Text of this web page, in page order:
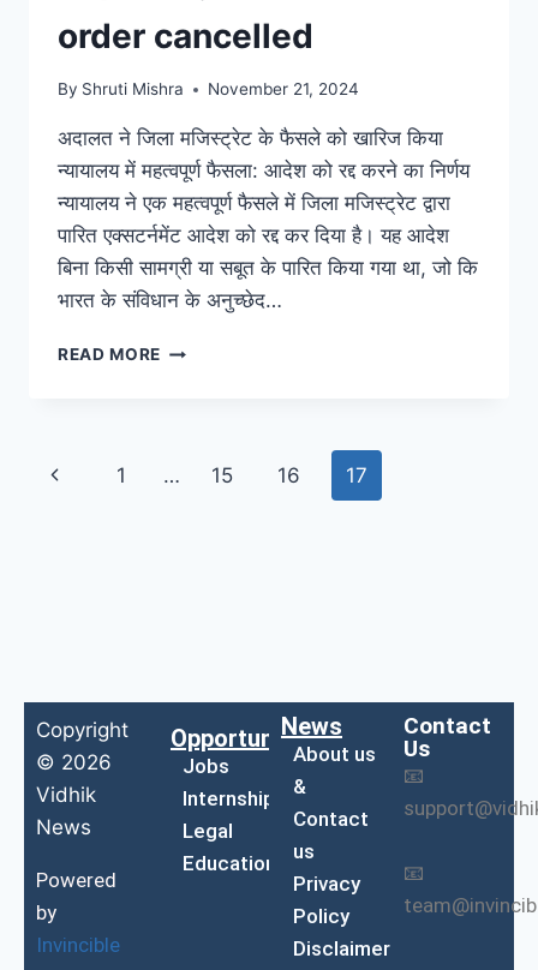
order cancelled
By Shruti Mishra November 21, 2024
अदालत ने जिला मजिस्ट्रेट के फैसले को खारिज किया
न्यायालय में महत्वपूर्ण फैसला: आदेश को रद्द करने का निर्णय
न्यायालय ने एक महत्वपूर्ण फैसले में जिला मजिस्ट्रेट द्वारा
पारित एक्सटर्नमेंट आदेश को रद्द कर दिया है। यह आदेश
बिना किसी सामग्री या सबूत के पारित किया गया था, जो कि
भारत के संविधान के अनुच्छेद…
READ MORE
1 … 15 16 17
Copyright
© 2026
Vidhik
News
Powered
by
Invincible
Opportunities
Jobs
Internship
Legal
Education
News
About us
&
Contact
us
Privacy
Policy
Disclaimer
Contact
Us
📧
📧